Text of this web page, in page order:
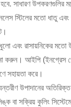
সাধারণ উপকরণগুলির
স্টিলের মতো ধাতু এবং
এবং রাসায়নিকের মতো
করুন। আইপি
সহায়তা করে।
উপাদানের
বা সক্রিয় কুলিং